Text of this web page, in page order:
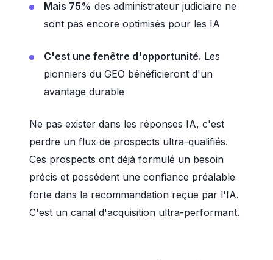
Mais 75% des administrateur judiciaire ne
sont pas encore optimisés pour les IA
C'est une fenêtre d'opportunité. Les
pionniers du GEO bénéficieront d'un
avantage durable
Ne pas exister dans les réponses IA, c'est
perdre un flux de prospects ultra-qualifiés.
Ces prospects ont déjà formulé un besoin
précis et possédent une confiance préalable
forte dans la recommandation reçue par l'IA.
C'est un canal d'acquisition ultra-performant.